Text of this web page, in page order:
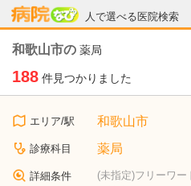
人で選べる医院検索
病院なび
和歌山市の 薬局
188 件見つかりました
エリア/駅 和歌山市
診療科目 薬局
詳細条件
(未指定)フリーワ